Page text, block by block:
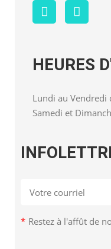
HEURES
Lundi au
Samedi et
* Restez à l'affût de